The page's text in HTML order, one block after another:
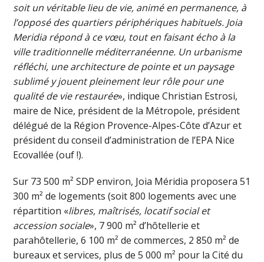
soit un véritable lieu de vie, animé en permanence, à
l’opposé des quartiers périphériques habituels. Joia
Meridia répond à ce vœu, tout en faisant écho à la
ville traditionnelle méditerranéenne. Un urbanisme
réfléchi, une architecture de pointe et un paysage
sublimé y jouent pleinement leur rôle pour une
qualité de vie restaurée», indique Christian Estrosi,
maire de Nice, président de la Métropole, président
délégué de la Région Provence-Alpes-Côte d’Azur et
président du conseil d’administration de l’EPA Nice
Ecovallée (ouf !).
Sur 73 500 m² SDP environ, Joia Méridia proposera 51
300 m² de logements (soit 800 logements avec une
répartition «libres, maîtrisés, locatif social et
accession sociale», 7 900 m² d’hôtellerie et
parahôtellerie, 6 100 m² de commerces, 2 850 m² de
bureaux et services, plus de 5 000 m² pour la Cité du